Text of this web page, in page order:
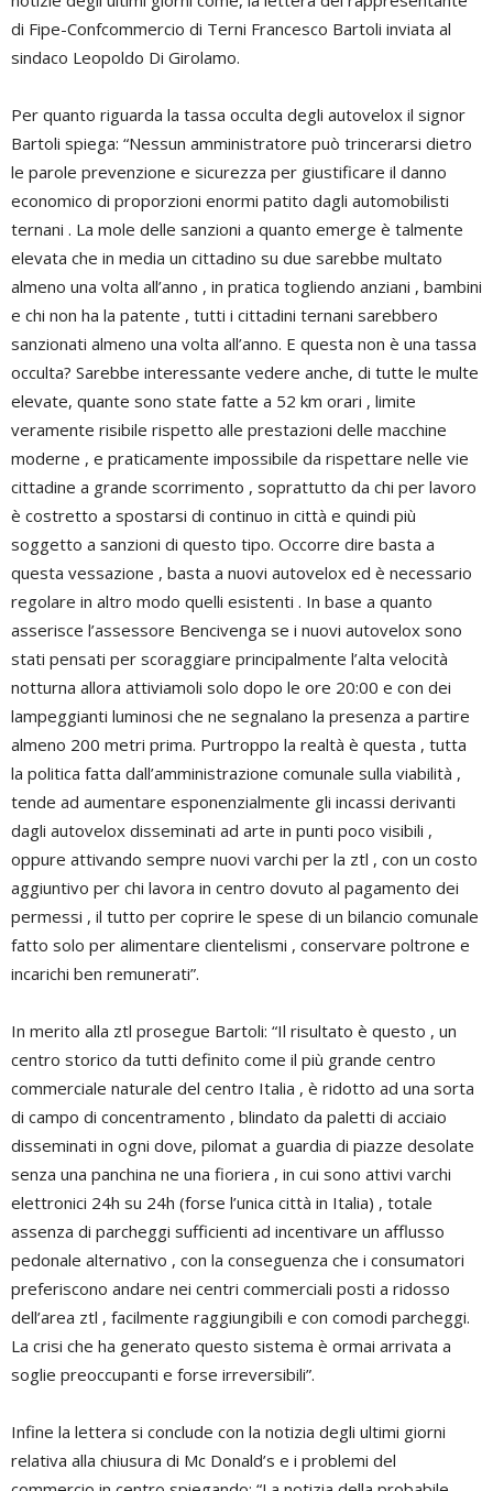
di Fipe-Confcommercio di Terni Francesco Bartoli inviata al
sindaco Leopoldo Di Girolamo.
Per quanto riguarda la tassa occulta degli autovelox il signor
Bartoli spiega: “Nessun amministratore può trincerarsi dietro
le parole prevenzione e sicurezza per giustificare il danno
economico di proporzioni enormi patito dagli automobilisti
ternani . La mole delle sanzioni a quanto emerge è talmente
elevata che in media un cittadino su due sarebbe multato
almeno una volta all’anno , in pratica togliendo anziani , bambini
e chi non ha la patente , tutti i cittadini ternani sarebbero
sanzionati almeno una volta all’anno. E questa non è una tassa
occulta? Sarebbe interessante vedere anche, di tutte le multe
elevate, quante sono state fatte a 52 km orari , limite
veramente risibile rispetto alle prestazioni delle macchine
moderne , e praticamente impossibile da rispettare nelle vie
cittadine a grande scorrimento , soprattutto da chi per lavoro
è costretto a spostarsi di continuo in città e quindi più
soggetto a sanzioni di questo tipo. Occorre dire basta a
questa vessazione , basta a nuovi autovelox ed è necessario
regolare in altro modo quelli esistenti . In base a quanto
asserisce l’assessore Bencivenga se i nuovi autovelox sono
stati pensati per scoraggiare principalmente l’alta velocità
notturna allora attiviamoli solo dopo le ore 20:00 e con dei
lampeggianti luminosi che ne segnalano la presenza a partire
almeno 200 metri prima. Purtroppo la realtà è questa , tutta
la politica fatta dall’amministrazione comunale sulla viabilità ,
tende ad aumentare esponenzialmente gli incassi derivanti
dagli autovelox disseminati ad arte in punti poco visibili ,
oppure attivando sempre nuovi varchi per la ztl , con un costo
aggiuntivo per chi lavora in centro dovuto al pagamento dei
permessi , il tutto per coprire le spese di un bilancio comunale
fatto solo per alimentare clientelismi , conservare poltrone e
incarichi ben remunerati”.
In merito alla ztl prosegue Bartoli: “Il risultato è questo , un
centro storico da tutti definito come il più grande centro
commerciale naturale del centro Italia , è ridotto ad una sorta
di campo di concentramento , blindato da paletti di acciaio
disseminati in ogni dove, pilomat a guardia di piazze desolate
senza una panchina ne una fioriera , in cui sono attivi varchi
elettronici 24h su 24h (forse l’unica città in Italia) , totale
assenza di parcheggi sufficienti ad incentivare un afflusso
pedonale alternativo , con la conseguenza che i consumatori
preferiscono andare nei centri commerciali posti a ridosso
dell’area ztl , facilmente raggiungibili e con comodi parcheggi.
La crisi che ha generato questo sistema è ormai arrivata a
soglie preoccupanti e forse irreversibili”.
Infine la lettera si conclude con la notizia degli ultimi giorni
relativa alla chiusura di Mc Donald’s e i problemi del